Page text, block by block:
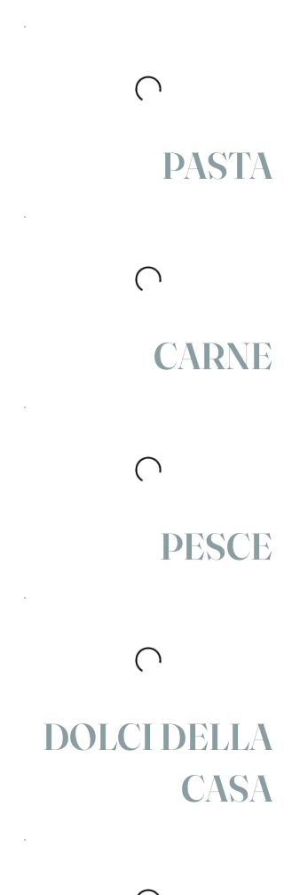
PASTA
CARNE
PESCE
DOLCI DELLA
CASA